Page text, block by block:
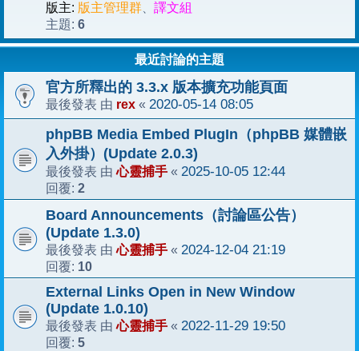
版主: 版主管理群
譯文組
主題: 6
最近討論的主題
官方所釋出的 3.3.x 版本擴充功能頁面
最後發表 由 rex « 2020-05-14 08:05
phpBB Media Embed PlugIn（phpBB 媒體嵌
入外掛）(Update 2.0.3)
最後發表 由心靈捕手 « 2025-10-05 12:44
回覆: 2
Board Announcements（討論區公告）
(Update 1.3.0)
最後發表 由心靈捕手 « 2024-12-04 21:19
回覆: 10
External Links Open in New Window
(Update 1.0.10)
最後發表 由心靈捕手 « 2022-11-29 19:50
回覆: 5